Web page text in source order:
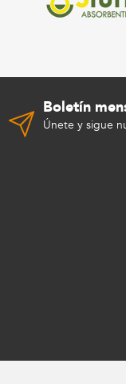
Boletín
Únete y sigue